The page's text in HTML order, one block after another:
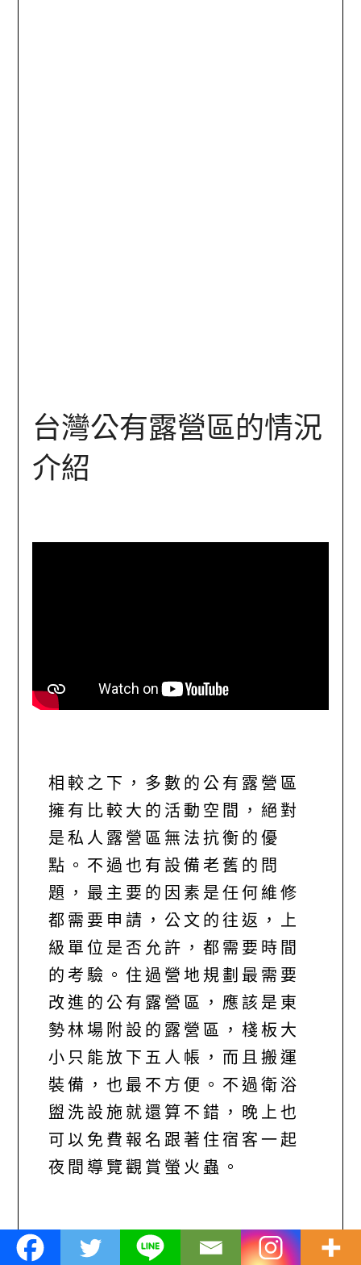
台灣公有露營區的情況
介紹
相較之下，多數的公有露營區
擁有比較大的活動空間，絕對
是私人露營區無法抗衡的優
點。不過也有設備老舊的問
題，最主要的因素是任何維修
都需要申請，公文的往返，上
級單位是否允許，都需要時間
的考驗。住過營地規劃最需要
改進的公有露營區，應該是東
勢林場附設的露營區，棧板大
小只能放下五人帳，而且搬運
裝備，也最不方便。不過衛浴
盥洗設施就還算不錯，晚上也
可以免費報名跟著住宿客一起
夜間導覽觀賞螢火蟲。